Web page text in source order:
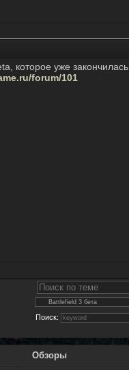
которое уже закончилась.
forum/101
Поиск:
Обзоры